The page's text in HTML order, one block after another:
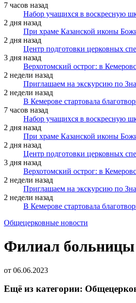
7 часов назад
Набор учащихся в воскресную
2 дня назад
При храме Казанской иконы
2 дня назад
Центр подготовки церковных
3 дня назад
Верхотомский острог: в
2 недели назад
Приглашаем на экскурсию по
2 недели назад
В Кемерове стартовала
7 часов назад
Набор учащихся в воскресную
2 дня назад
При храме Казанской иконы
2 дня назад
Центр подготовки церковных
3 дня назад
Верхотомский острог: в
2 недели назад
Приглашаем на экскурсию по
2 недели назад
В Кемерове стартовала
Общецерковные новости
Филиал больницы
от 06.06.2023
Ещё из категории: